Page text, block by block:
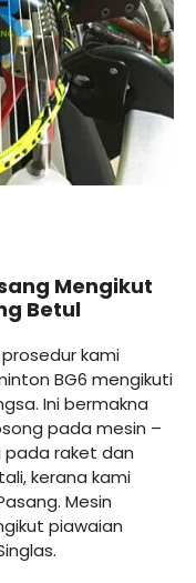
Mengikut
Betul
kami
BG6 mengikuti
Ini bermakna
pada mesin –
pada raket dan
kerana kami
Mesin
piawaian